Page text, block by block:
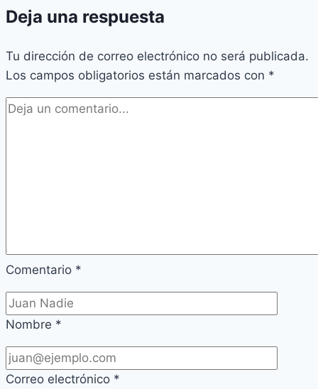
Deja una respuesta
Tu dirección de correo electrónico no será publicada.
Los campos obligatorios están marcados con *
Comentario *
Nombre *
Correo electrónico *